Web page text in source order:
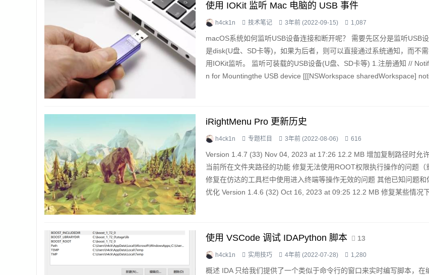
使用 IOKit 监听 Mac 电脑的 USB 事件
h4ck1n 技术笔记 3年前 (2022-09-15) 1,087
macOS系统如何监听USB设备连接和断开呢？ 需要先区分是监听USB
是disk(U盘、SD卡等)，如果为后者，则可以直接通过系统通知，而不
用IOKit监听。 监听可装载的USB设备(U盘、SD卡等) 1.注册通知 //
n for Mountingthe USB device [[[NSWorkspace sharedWorkspace]
iRightMenu Pro 更新历史
h4ck1n 专题栏目 3年前 (2022-08-06) 616
Version 1.4.7 (33) Nov 04, 2023 at 17:26 12.2 MB 增加复制路径时允
当前所在文件夹路径的功能 修复无法使用ROOT权限执行操作的问题（
修复在仿达的工具栏中使用进入终端等操作无效的问题 其他已知问题和
优化 Version 1.4.6 (32) Oct 16, 2023 at 09:25 12.2 MB 修复某些情况
使用 VSCode 调试 IDAPython 脚本 13
h4ck1n 实用技巧 4年前 (2022-07-28) 1,280
概述 IDA 只给我们提供了一个类似于命令行的窗口来实时编写脚本，在